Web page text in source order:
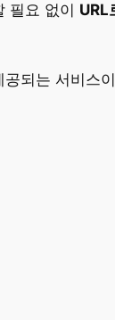
필요 없이 URL
되는 서비스